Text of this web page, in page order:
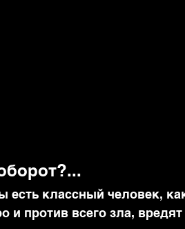
есть классный человек,
и против всего зла,